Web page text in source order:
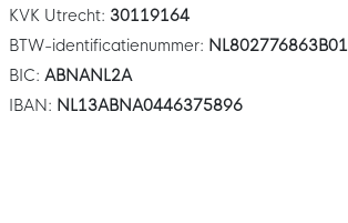
KVK Utrecht: 30119164
BTW-identificatienummer: NL802776863B01
BIC: ABNANL2A
IBAN: NL13ABNA0446375896